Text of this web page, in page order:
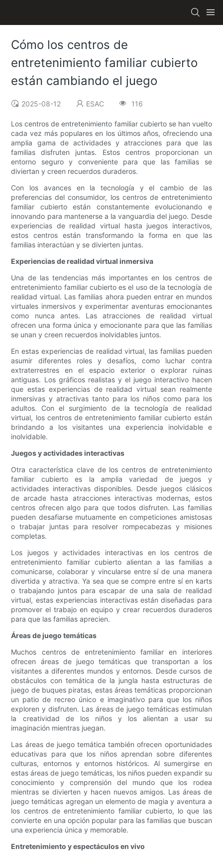
Cómo los centros de
entretenimiento familiar cubierto
están cambiando el juego
2025-08-12 ESAC 116
Los centros de entretenimiento familiar cubierto se han vuelto
cada vez más populares en los últimos años, ofreciendo una
amplia gama de actividades y atracciones para que las
familias disfruten juntas. Estos centros proporcionan un
entorno seguro y conveniente para que las familias se
diviertan y creen recuerdos duraderos.
Con los avances en la tecnología y el cambio de las
preferencias del consumidor, los centros de entretenimiento
familiar cubierto están constantemente evolucionando e
innovando para mantenerse a la vanguardia del juego. Desde
experiencias de realidad virtual hasta juegos interactivos,
estos centros están transformando la forma en que las
familias interactúan y se divierten juntas.
Experiencias de realidad virtual inmersiva
Una de las tendencias más importantes en los centros de
entretenimiento familiar cubierto es el uso de la tecnología de
realidad virtual. Las familias ahora pueden entrar en mundos
virtuales inmersivos y experimentar aventuras emocionantes
como nunca antes. Las atracciones de realidad virtual
ofrecen una forma única y emocionante para que las familias
se unan y creen recuerdos inolvidables juntos.
En estas experiencias de realidad virtual, las familias pueden
asumir diferentes roles y desafíos, como luchar contra
extraterrestres en el espacio exterior o explorar ruinas
antiguas. Los gráficos realistas y el juego interactivo hacen
que estas experiencias de realidad virtual sean realmente
inmersivas y atractivas tanto para los niños como para los
adultos. Con el surgimiento de la tecnología de realidad
virtual, los centros de entretenimiento familiar cubierto están
brindando a los visitantes una experiencia inolvidable e
inolvidable.
Juegos y actividades interactivas
Otra característica clave de los centros de entretenimiento
familiar cubierto es la amplia variedad de juegos y
actividades interactivas disponibles. Desde juegos clásicos
de arcade hasta atracciones interactivas modernas, estos
centros ofrecen algo para que todos disfruten. Las familias
pueden desafiarse mutuamente en competiciones amistosas
o trabajar juntas para resolver rompecabezas y misiones
completas.
Los juegos y actividades interactivas en los centros de
entretenimiento familiar cubierto alientan a las familias a
comunicarse, colaborar y vincularse entre sí de una manera
divertida y atractiva. Ya sea que se compre entre sí en karts
o trabajando juntos para escapar de una sala de realidad
virtual, estas experiencias interactivas están diseñadas para
promover el trabajo en equipo y crear recuerdos duraderos
para que las familias aprecien.
Áreas de juego temáticas
Muchos centros de entretenimiento familiar en interiores
ofrecen áreas de juego temáticas que transportan a los
visitantes a diferentes mundos y entornos. Desde cursos de
obstáculos con temática de la jungla hasta estructuras de
juego de buques piratas, estas áreas temáticas proporcionan
un patio de recreo único e imaginativo para que los niños
exploren y disfruten. Las áreas de juego temáticas estimulan
la creatividad de los niños y los alientan a usar su
imaginación mientras juegan.
Las áreas de juego temática también ofrecen oportunidades
educativas para que los niños aprendan sobre diferentes
culturas, entornos y entornos históricos. Al sumergirse en
estas áreas de juego temáticas, los niños pueden expandir su
conocimiento y comprensión del mundo que los rodea
mientras se divierten y hacen nuevos amigos. Las áreas de
juego temáticas agregan un elemento de magia y aventura a
los centros de entretenimiento familiar cubierto, lo que las
convierte en una opción popular para las familias que buscan
una experiencia única y memorable.
Entretenimiento y espectáculos en vivo